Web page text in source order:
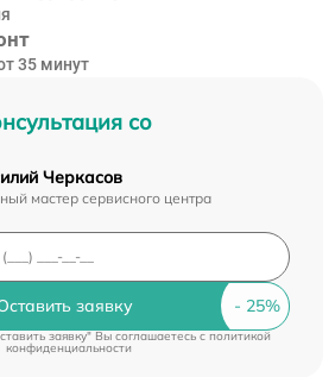
со
Черкасов
мастер сервисного центра
заявку
заявку" Вы соглашаетесь cполитикой
конфиденциальности
35 минут